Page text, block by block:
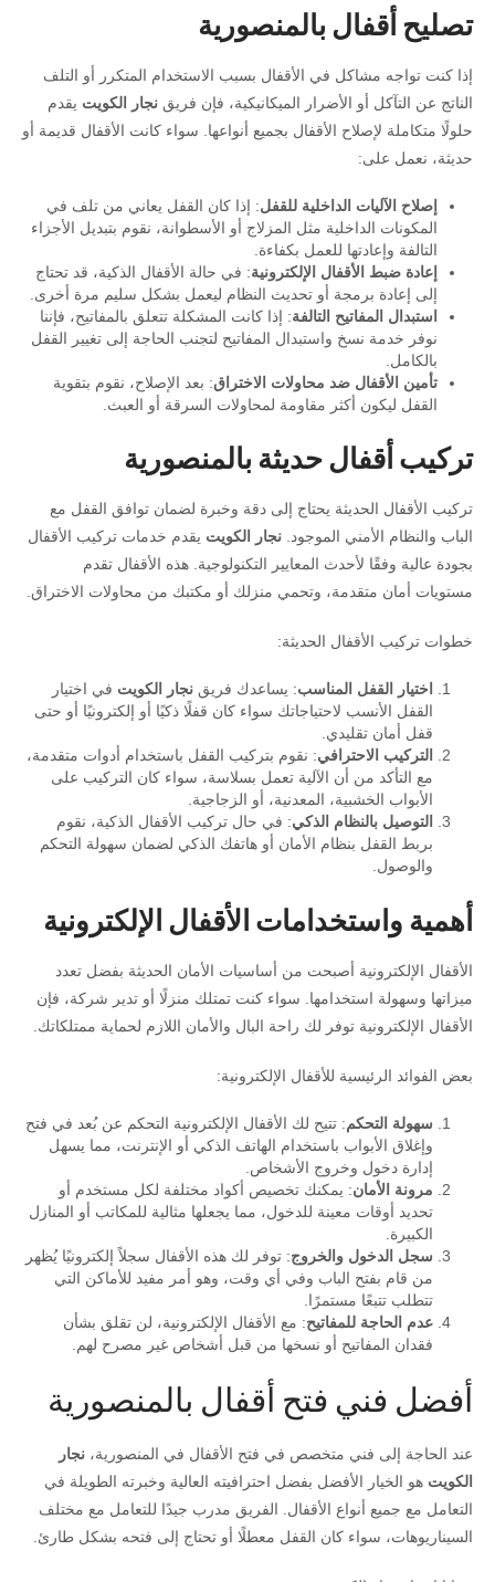
تصليح أقفال بالمنصورية
إذا كنت تواجه مشاكل في الأقفال بسبب الاستخدام المتكرر أو التلف
الناتج عن التآكل أو الأضرار الميكانيكية، فإن فريق نجار الكويت يقدم
حلولًا متكاملة لإصلاح الأقفال بجميع أنواعها. سواء كانت الأقفال قديمة أو
حديثة، نعمل على:
إصلاح الآليات الداخلية للقفل: إذا كان القفل يعاني من تلف في
المكونات الداخلية مثل المزلاج أو الأسطوانة، نقوم بتبديل الأجزاء
التالفة وإعادتها للعمل بكفاءة.
إعادة ضبط الأقفال الإلكترونية: في حالة الأقفال الذكية، قد تحتاج
إلى إعادة برمجة أو تحديث النظام ليعمل بشكل سليم مرة أخرى.
استبدال المفاتيح التالفة: إذا كانت المشكلة تتعلق بالمفاتيح، فإننا
نوفر خدمة نسخ واستبدال المفاتيح لتجنب الحاجة إلى تغيير القفل
بالكامل.
تأمين الأقفال ضد محاولات الاختراق: بعد الإصلاح، نقوم بتقوية
القفل ليكون أكثر مقاومة لمحاولات السرقة أو العبث.
تركيب أقفال حديثة بالمنصورية
تركيب الأقفال الحديثة يحتاج إلى دقة وخبرة لضمان توافق القفل مع
الباب والنظام الأمني الموجود. نجار الكويت يقدم خدمات تركيب الأقفال
بجودة عالية وفقًا لأحدث المعايير التكنولوجية. هذه الأقفال تقدم
مستويات أمان متقدمة، وتحمي منزلك أو مكتبك من محاولات الاختراق.
خطوات تركيب الأقفال الحديثة:
اختيار القفل المناسب: يساعدك فريق نجار الكويت في اختيار
القفل الأنسب لاحتياجاتك سواء كان قفلًا ذكيًا أو إلكترونيًا أو حتى
قفل أمان تقليدي.
التركيب الاحترافي: نقوم بتركيب القفل باستخدام أدوات متقدمة،
مع التأكد من أن الآلية تعمل بسلاسة، سواء كان التركيب على
الأبواب الخشبية، المعدنية، أو الزجاجية.
التوصيل بالنظام الذكي: في حال تركيب الأقفال الذكية، نقوم
بربط القفل بنظام الأمان أو هاتفك الذكي لضمان سهولة التحكم
والوصول.
أهمية واستخدامات الأقفال الإلكترونية
الأقفال الإلكترونية أصبحت من أساسيات الأمان الحديثة بفضل تعدد
ميزاتها وسهولة استخدامها. سواء كنت تمتلك منزلًا أو تدير شركة، فإن
الأقفال الإلكترونية توفر لك راحة البال والأمان اللازم لحماية ممتلكاتك.
بعض الفوائد الرئيسية للأقفال الإلكترونية:
سهولة التحكم: تتيح لك الأقفال الإلكترونية التحكم عن بُعد في فتح
وإغلاق الأبواب باستخدام الهاتف الذكي أو الإنترنت، مما يسهل
إدارة دخول وخروج الأشخاص.
مرونة الأمان: يمكنك تخصيص أكواد مختلفة لكل مستخدم أو
تحديد أوقات معينة للدخول، مما يجعلها مثالية للمكاتب أو المنازل
الكبيرة.
سجل الدخول والخروج: توفر لك هذه الأقفال سجلاً إلكترونيًا يُظهر
من قام بفتح الباب وفي أي وقت، وهو أمر مفيد للأماكن التي
تتطلب تتبعًا مستمرًا.
عدم الحاجة للمفاتيح: مع الأقفال الإلكترونية، لن تقلق بشأن
فقدان المفاتيح أو نسخها من قبل أشخاص غير مصرح لهم.
أفضل فني فتح أقفال بالمنصورية
عند الحاجة إلى فني متخصص في فتح الأقفال في المنصورية، نجار
الكويت هو الخيار الأفضل بفضل احترافيته العالية وخبرته الطويلة في
التعامل مع جميع أنواع الأقفال. الفريق مدرب جيدًا للتعامل مع مختلف
السيناريوهات، سواء كان القفل معطلًا أو تحتاج إلى فتحه بشكل طارئ.